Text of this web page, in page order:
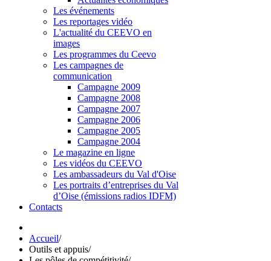
Les événements
Les reportages vidéo
L'actualité du CEEVO en
images
Les programmes du Ceevo
Les campagnes de
communication
Campagne 2009
Campagne 2008
Campagne 2007
Campagne 2006
Campagne 2005
Campagne 2004
Le magazine en ligne
Les vidéos du CEEVO
Les ambassadeurs du Val d'Oise
Les portraits d’entreprises du Val
d’Oise (émissions radios IDFM)
Contacts
Accueil/
Outils et appuis/